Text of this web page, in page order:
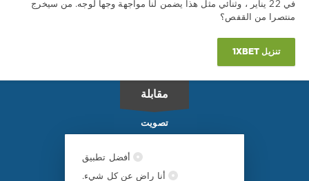
في 22 يناير ، وثنائي مثل هذا يضمن لنا مواجهة وجهاً لوجه. من سيخرج
منتصرا من القفص؟
تنزيل 1XBET
مقابلة
تصويت
أفضل تطبيق
أنا راض عن كل شيء.